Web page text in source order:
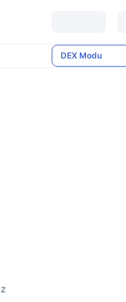
DEX Modu